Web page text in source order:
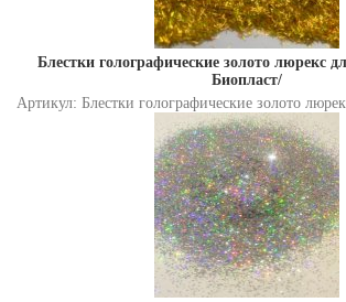
Блестки голографические золото люрекс
Биопласт/
Артикул: Блестки голографические золото